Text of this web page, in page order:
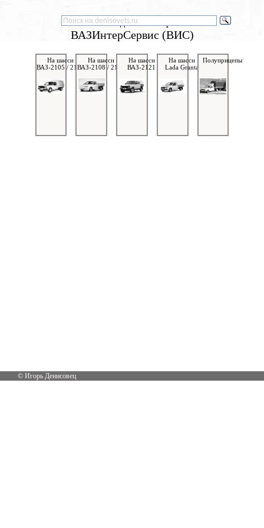
Автомодельное бюро
ВАЗИнтерСервис (ВИС)
На шасси
ВАЗ-2105 / 2107
На шасси
ВАЗ-2108 / 2109
На шасси
ВАЗ-2121
На шасси
Lada Granta
Полуприцепы
© Игорь Денисовец